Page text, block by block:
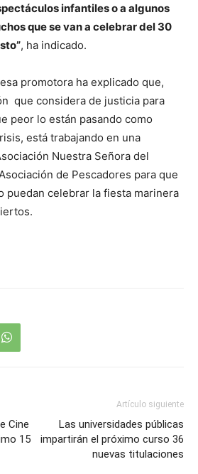
infantiles o a algunos
que se van a celebrar del 30
, ha indicado.
promotora ha explicado que,
que considera de justicia para
peor lo están pasando como
está trabajando en una
Nuestra Señora del
de Pescadores para que
puedan celebrar la fiesta marinera
Cine
15
Artículo siguiente
Las universidades públicas
impartirán el próximo curso 36
nuevas titulaciones